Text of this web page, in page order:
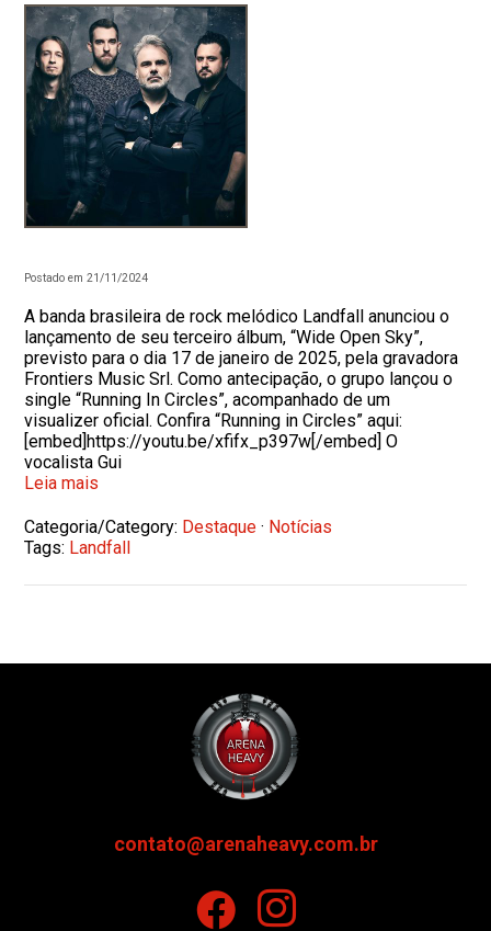
Postado em 21/11/2024
A banda brasileira de rock melódico Landfall anunciou o
lançamento de seu terceiro álbum, “Wide Open Sky”,
previsto para o dia 17 de janeiro de 2025, pela gravadora
Frontiers Music Srl. Como antecipação, o grupo lançou o
single “Running In Circles”, acompanhado de um
visualizer oficial. Confira “Running in Circles” aqui:
[embed]https://youtu.be/xfifx_p397w[/embed] O
vocalista Gui
Leia mais
Categoria/Category: Destaque · Notícias
Tags: Landfall
contato@arenaheavy.com.br